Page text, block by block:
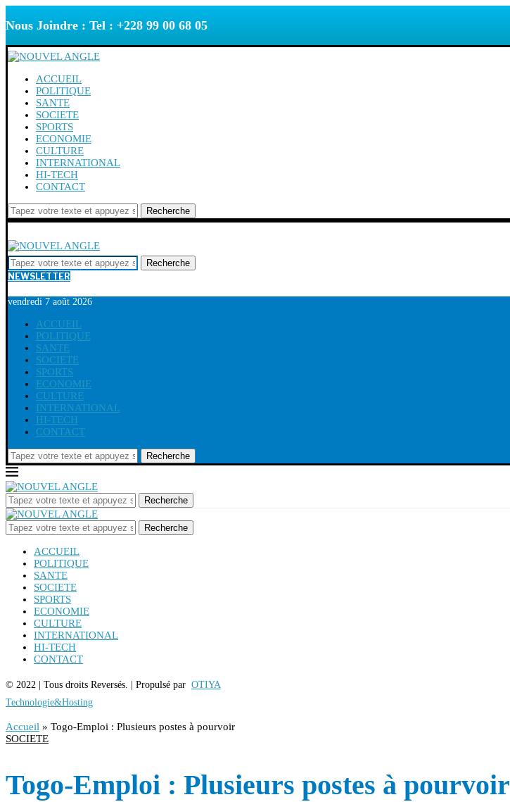
Nous Joindre : Tel : +228 99 00 68 05
ACCUEIL
POLITIQUE
SANTE
SOCIETE
SPORTS
ECONOMIE
CULTURE
INTERNATIONAL
HI-TECH
CONTACT
Recherche
Recherche
NEWSLETTER
vendredi 7 août 2026
ACCUEIL
POLITIQUE
SANTE
SOCIETE
SPORTS
ECONOMIE
CULTURE
INTERNATIONAL
HI-TECH
CONTACT
Recherche
Recherche
Recherche
ACCUEIL
POLITIQUE
SANTE
SOCIETE
SPORTS
ECONOMIE
CULTURE
INTERNATIONAL
HI-TECH
CONTACT
© 2022 | Tous droits Reversés. | Propulsé par OTIYA
Technologie&Hosting
Accueil » Togo-Emploi : Plusieurs postes à pourvoir
SOCIETE
Togo-Emploi : Plusieurs postes à pourvoir